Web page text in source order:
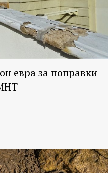
евра за поправки